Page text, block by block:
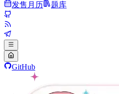
发售月历
题库
GitHub